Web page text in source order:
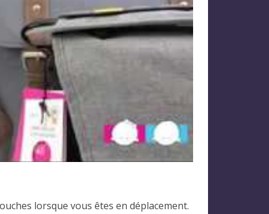
lorsque vous êtes en déplacement.